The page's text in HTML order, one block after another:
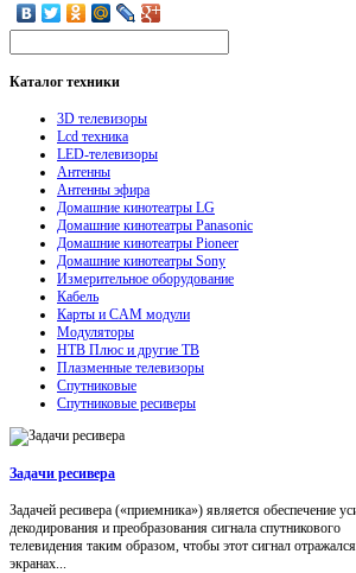
Каталогтехники
3D телевизоры
Lcd техника
LED-телевизоры
Антенны
Антенны эфира
Домашние кинотеатры LG
Домашние кинотеатры Panasonic
Домашние кинотеатры Pioneer
Домашние кинотеатры Sony
Измерительное оборудование
Кабель
Карты и CAM модули
Модуляторы
НТВ Плюс и другие ТВ
Плазменные телевизоры
Спутниковые
Спутниковые ресиверы
Задачи ресивера
Задачей ресивера («приемника») является обеспечение
декодирования и преобразования сигнала спутникового
телевидения таким образом, чтобы этот сигнал
экранах...